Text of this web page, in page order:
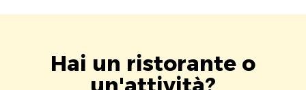
Hai un ristorante o